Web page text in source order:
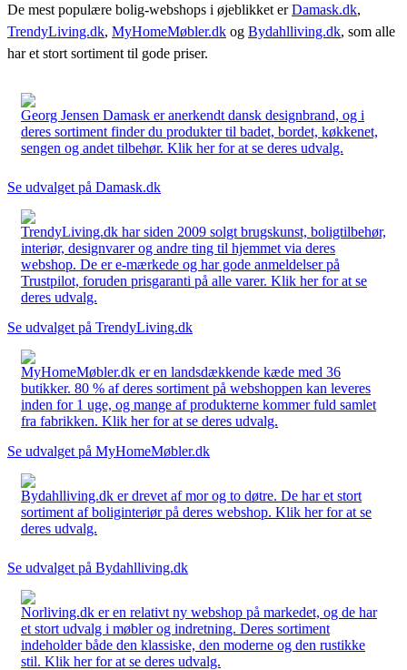
De mest populære bolig-webshops i øjeblikket erDamask.dk,
TrendyLiving.dk, MyHomeMøbler.dk og Bydahlliving.dk, som alle
har et stort sortiment til gode priser.
Georg Jensen Damask er anerkendt dansk designbrand, og i
deres sortiment finder du produkter til badet, bordet, køkkenet,
sengen og andet tilbehør. Klik her for at se deres udvalg.
Se udvalget på Damask.dk
TrendyLiving.dk har siden 2009 solgt brugskunst, boligtilbehør,
interiør, designvarer og andre ting til hjemmet via deres
webshop. De er e-mærkede og har gode anmeldelser på
Trustpilot, foruden prisgaranti på alle varer. Klik her for at se
deres udvalg.
Se udvalget på TrendyLiving.dk
MyHomeMøbler.dk er en landsdækkende kæde med 36
butikker. 80 % af deres sortiment på webshoppen kan leveres
inden for 1 uge, og mange af produkterne kommer fuld samlet
fra fabrikken. Klik her for at se deres udvalg.
Se udvalget på MyHomeMøbler.dk
Bydahlliving.dk er drevet af mor og to døtre. De har et stort
sortiment af boliginteriør på deres webshop. Klik her for at se
deres udvalg.
Se udvalget på Bydahlliving.dk
Norliving.dk er en relativt ny webshop på markedet, og de har
et stort udvalg i møbler og indretning. Deres sortiment
indeholder både den klassiske, den moderne og den rustikke
stil. Klik her for at se deres udvalg.